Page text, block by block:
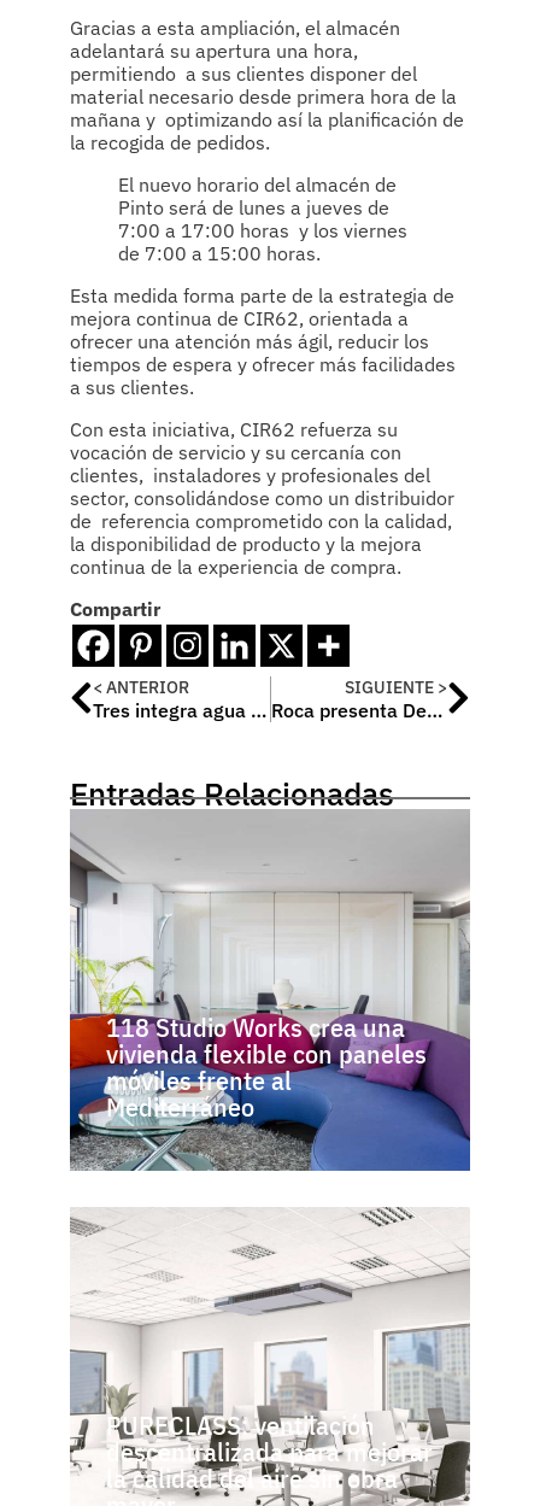
Gracias a esta ampliación, el almacén
adelantará su apertura una hora,
permitiendo a sus clientes disponer del
material necesario desde primera hora de la
mañana y optimizando así la planificación de
la recogida de pedidos.
El nuevo horario del almacén de
Pinto será de lunes a jueves de
7:00 a 17:00 horas y los viernes
de 7:00 a 15:00 horas.
Esta medida forma parte de la estrategia de
mejora continua de CIR62, orientada a
ofrecer una atención más ágil, reducir los
tiempos de espera y ofrecer más facilidades
a sus clientes.
Con esta iniciativa, CIR62 refuerza su
vocación de servicio y su cercanía con
clientes, instaladores y profesionales del
sector, consolidándose como un distribuidor
de referencia comprometido con la calidad,
la disponibilidad de producto y la mejora
continua de la experiencia de compra.
Compartir
< ANTERIOR
Tres integra agua de red y agua filtrada en un mismo grifo de cocina
SIGUIENTE >
Roca presenta Delta Modular, la solución que integra el inodoro suspendido y transforma el espacio del baño sin obras
Entradas Relacionadas
118 Studio Works crea una
vivienda flexible con paneles
móviles frente al
Mediterráneo
PURECLASS: ventilación
descentralizada para mejorar
la calidad del aire sin obra